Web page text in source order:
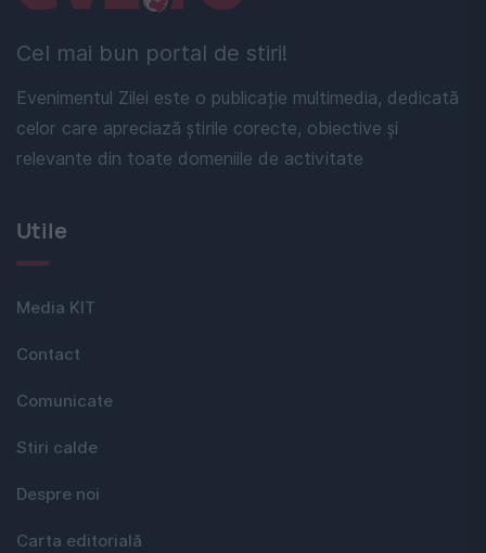
Cel mai bun portal de stiri!
Evenimentul Zilei este o publicație multimedia, dedicată
celor care apreciază știrile corecte, obiective și
relevante din toate domeniile de activitate
Utile
Media KIT
Contact
Comunicate
Stiri calde
Despre noi
Carta editorială